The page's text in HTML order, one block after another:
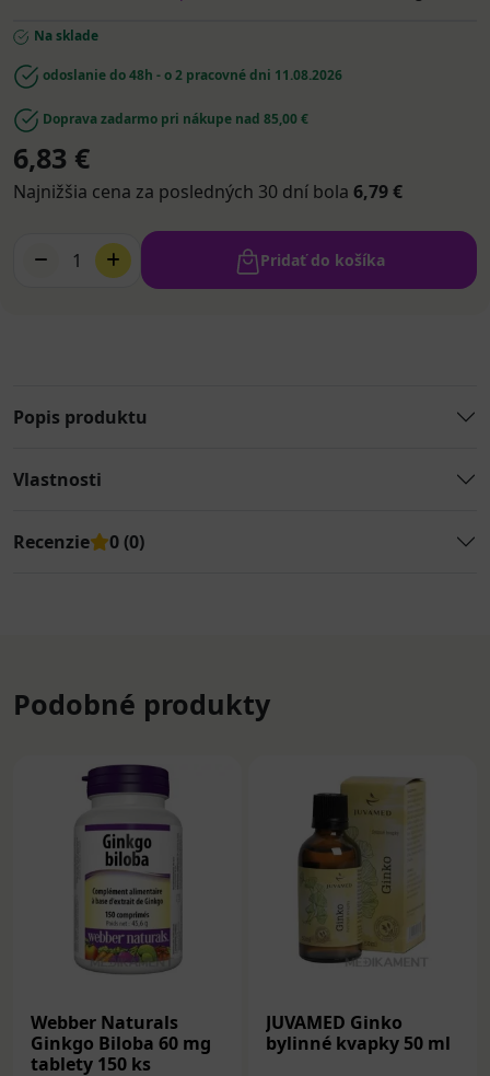
Na sklade
odoslanie do 48h - o 2 pracovné dni 11.08.2026
Doprava zadarmo pri nákupe nad 85,00 €
6,83 €
Najnižšia cena za posledných 30 dní bola 6,79 €
1 Pridať do košíka
Popis produktu
Vlastnosti
Recenzie 0 (0)
Podobné produkty
Webber Naturals
Ginkgo Biloba 60 mg
tablety 150 ks
JUVAMED Ginko
bylinné kvapky 50 ml